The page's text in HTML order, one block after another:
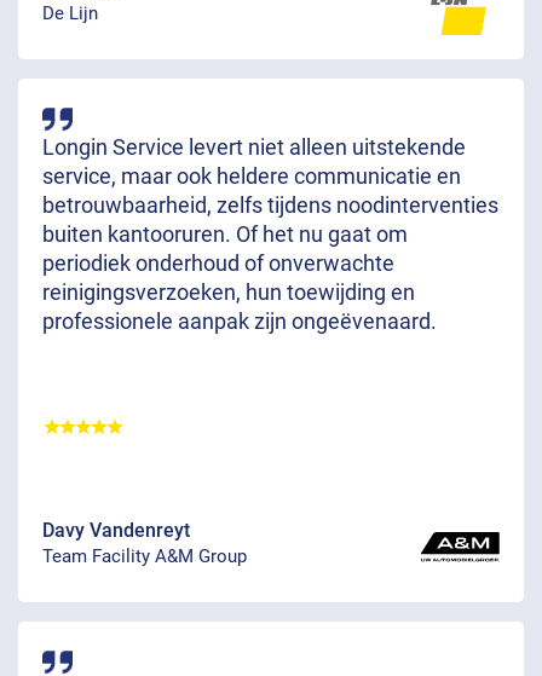
De Lijn
Longin Service levert niet alleen uitstekende
service, maar ook heldere communicatie en
betrouwbaarheid, zelfs tijdens noodinterventies
buiten kantooruren. Of het nu gaat om
periodiek onderhoud of onverwachte
reinigingsverzoeken, hun toewijding en
professionele aanpak zijn ongeëvenaard.
Davy Vandenreyt
Team Facility A&M Group